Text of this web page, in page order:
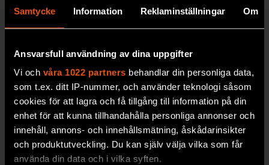
Samtycke Information Reklaminställningar Om
Ansvarsfull användning av dina uppgifter
Vi och våra 1022 partners behandlar din personliga data,
som t.ex. ditt IP-nummer, och använder teknologi såsom
cookies för att lagra och få tillgång till information på din
enhet för att kunna tillhandahålla personliga annonser och
innehåll, annons- och innehållsmätning, åskådarinsikter
och produktutveckling. Du kan själv välja vilka som får
använda din data och i vilka syften.
djupfrysta människor
e
mätnin
cker
blir
dyrare i
längde
n,
skriver